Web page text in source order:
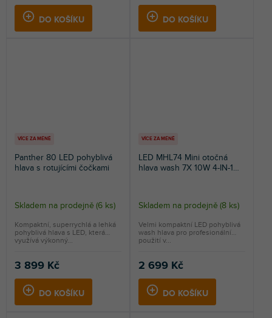
hvězdiček.
DO KOŠÍKU DO KOŠÍKU
VÍCE ZA MÉNĚ
Panther 80 LED pohyblivá
hlava s rotujícími čočkami
Skladem na prodejně (6 ks)
3 899 Kč
DO KOŠÍKU
Kompaktní, superrychlá a lehká
pohyblivá hlava s LED, která
využívá výkonný...
VÍCE ZA MÉNĚ
LED MHL74 Mini otočná
hlava wash 7X 10W 4-IN-1
Skladem na prodejně (8 ks)
2 699 Kč
DO KOŠÍKU
Velmi kompaktní LED pohyblivá
wash hlava pro profesionální
použití v...